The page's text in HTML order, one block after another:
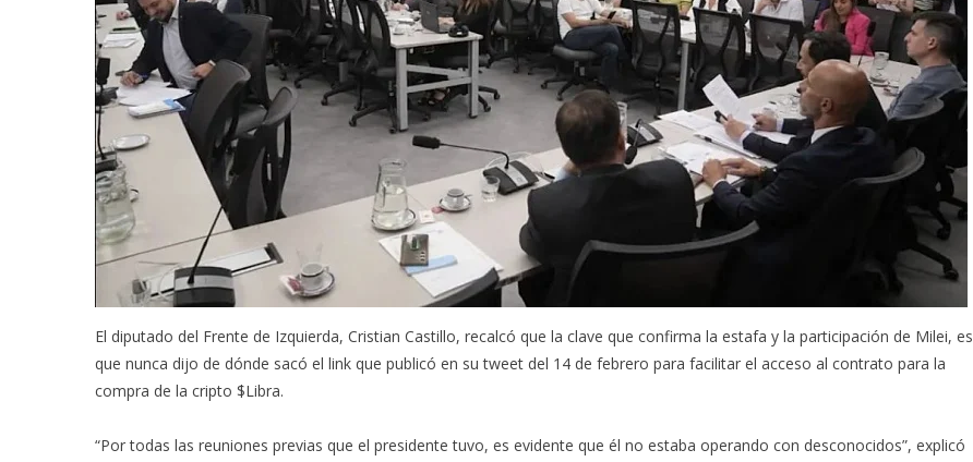
El diputado del Frente de Izquierda, Cristian Castillo, recalcó que la clave que confirma la estafa y la participación de Milei, es
que nunca dijo de dónde sacó el link que publicó en su tweet del 14 de febrero para facilitar el acceso al contrato para la
compra de la cripto $Libra.
“Por todas las reuniones previas que el presidente tuvo, es evidente que él no estaba operando con desconocidos”, explicó